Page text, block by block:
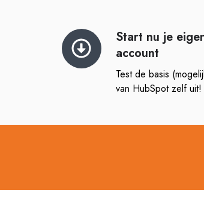
Start nu je
account
Test de basis
van HubSpot zelf uit!
Start
nu
account